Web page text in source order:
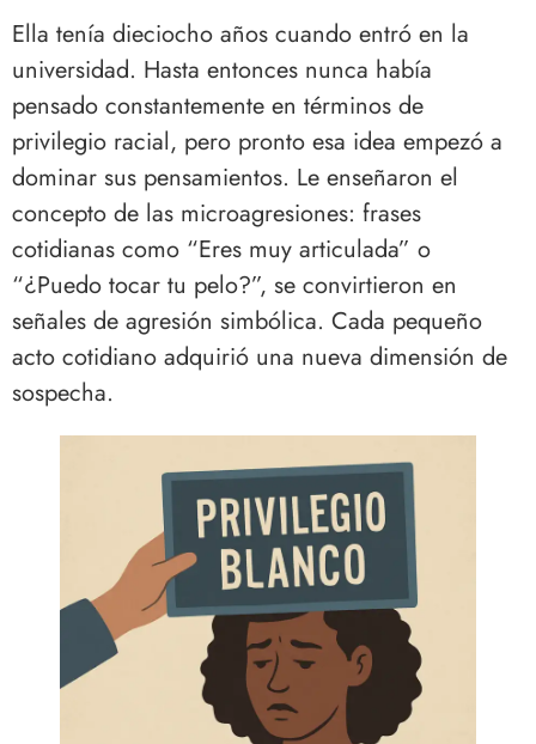
Ella tenía dieciocho años cuando entró en la
universidad. Hasta entonces nunca había
pensado constantemente en términos de
privilegio racial, pero pronto esa idea empezó a
dominar sus pensamientos. Le enseñaron el
concepto de las microagresiones: frases
cotidianas como “Eres muy articulada” o
“¿Puedo tocar tu pelo?”, se convirtieron en
señales de agresión simbólica. Cada pequeño
acto cotidiano adquirió una nueva dimensión de
sospecha.